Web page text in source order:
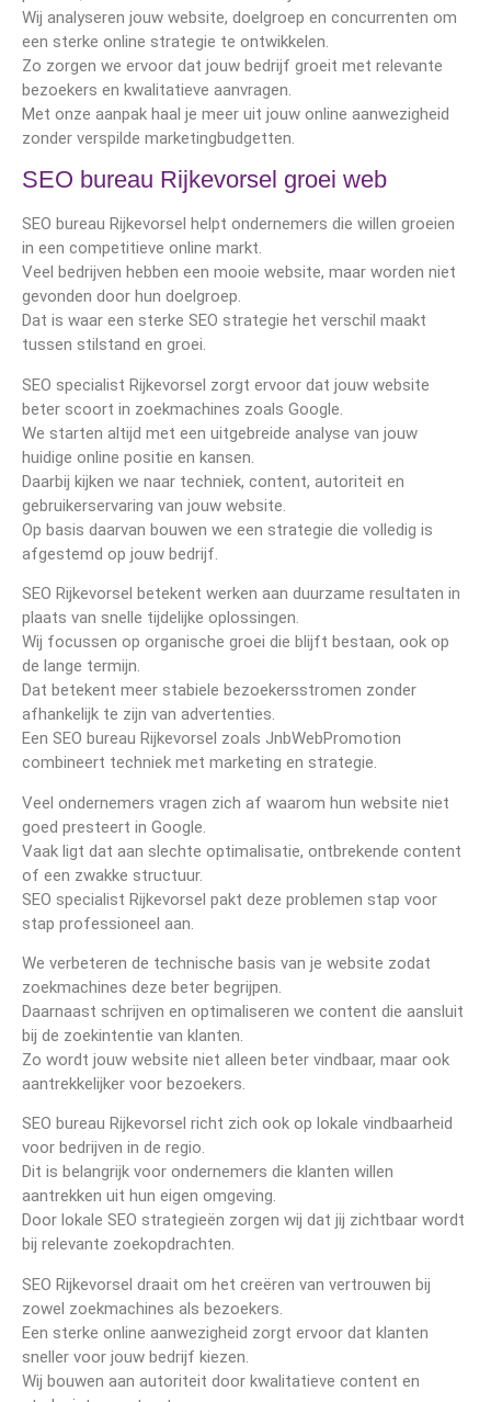
Wij analyseren jouw website, doelgroep en concurrenten om
een sterke online strategie te ontwikkelen.
Zo zorgen we ervoor dat jouw bedrijf groeit met relevante
bezoekers en kwalitatieve aanvragen.
Met onze aanpak haal je meer uit jouw online aanwezigheid
zonder verspilde marketingbudgetten.
SEO bureau Rijkevorsel groei web
SEO bureau Rijkevorsel helpt ondernemers die willen groeien
in een competitieve online markt.
Veel bedrijven hebben een mooie website, maar worden niet
gevonden door hun doelgroep.
Dat is waar een sterke SEO strategie het verschil maakt
tussen stilstand en groei.
SEO specialist Rijkevorsel zorgt ervoor dat jouw website
beter scoort in zoekmachines zoals Google.
We starten altijd met een uitgebreide analyse van jouw
huidige online positie en kansen.
Daarbij kijken we naar techniek, content, autoriteit en
gebruikerservaring van jouw website.
Op basis daarvan bouwen we een strategie die volledig is
afgestemd op jouw bedrijf.
SEO Rijkevorsel betekent werken aan duurzame resultaten in
plaats van snelle tijdelijke oplossingen.
Wij focussen op organische groei die blijft bestaan, ook op
de lange termijn.
Dat betekent meer stabiele bezoekersstromen zonder
afhankelijk te zijn van advertenties.
Een SEO bureau Rijkevorsel zoals JnbWebPromotion
combineert techniek met marketing en strategie.
Veel ondernemers vragen zich af waarom hun website niet
goed presteert in Google.
Vaak ligt dat aan slechte optimalisatie, ontbrekende content
of een zwakke structuur.
SEO specialist Rijkevorsel pakt deze problemen stap voor
stap professioneel aan.
We verbeteren de technische basis van je website zodat
zoekmachines deze beter begrijpen.
Daarnaast schrijven en optimaliseren we content die aansluit
bij de zoekintentie van klanten.
Zo wordt jouw website niet alleen beter vindbaar, maar ook
aantrekkelijker voor bezoekers.
SEO bureau Rijkevorsel richt zich ook op lokale vindbaarheid
voor bedrijven in de regio.
Dit is belangrijk voor ondernemers die klanten willen
aantrekken uit hun eigen omgeving.
Door lokale SEO strategieën zorgen wij dat jij zichtbaar wordt
bij relevante zoekopdrachten.
SEO Rijkevorsel draait om het creëren van vertrouwen bij
zowel zoekmachines als bezoekers.
Een sterke online aanwezigheid zorgt ervoor dat klanten
sneller voor jouw bedrijf kiezen.
Wij bouwen aan autoriteit door kwalitatieve content en